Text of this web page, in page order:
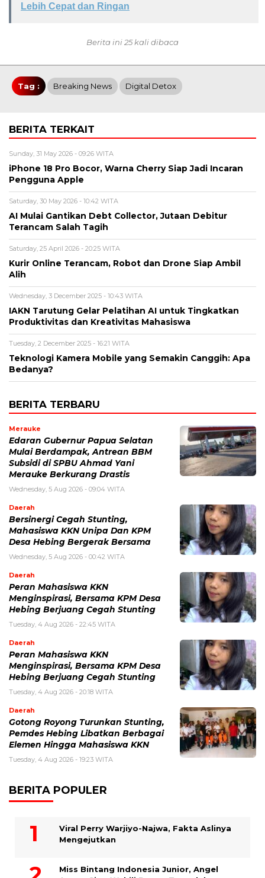
Lebih Cepat dan Ringan
Berita ini 25 kali dibaca
Tag : Breaking News Digital Detox
BERITA TERKAIT
Sunday, 31 May 2026 - 09:26 WITA
iPhone 18 Pro Bocor, Warna Cherry Siap Jadi Incaran
Pengguna Apple
Saturday, 30 May 2026 - 10:42 WITA
AI Mulai Gantikan Debt Collector, Jutaan Debitur
Terancam Salah Tagih
Saturday, 25 April 2026 - 20:25 WITA
Kurir Online Terancam, Robot dan Drone Siap Ambil
Alih
Wednesday, 3 December 2025 - 10:43 WITA
IAKN Tarutung Gelar Pelatihan AI untuk Tingkatkan
Produktivitas dan Kreativitas Mahasiswa
Tuesday, 2 December 2025 - 16:21 WITA
Teknologi Kamera Mobile yang Semakin Canggih: Apa
Bedanya?
BERITA TERBARU
Merauke
Edaran Gubernur Papua Selatan
Mulai Berdampak, Antrean BBM
Subsidi di SPBU Ahmad Yani
Merauke Berkurang Drastis
Wednesday, 5 Aug 2026 - 09:04 WITA
Daerah
Bersinergi Cegah Stunting,
Mahasiswa KKN Unipa Dan KPM
Desa Hebing Bergerak Bersama
Wednesday, 5 Aug 2026 - 00:42 WITA
Daerah
Peran Mahasiswa KKN
Menginspirasi, Bersama KPM Desa
Hebing Berjuang Cegah Stunting
Tuesday, 4 Aug 2026 - 22:45 WITA
Daerah
Peran Mahasiswa KKN
Menginspirasi, Bersama KPM Desa
Hebing Berjuang Cegah Stunting
Tuesday, 4 Aug 2026 - 20:18 WITA
Daerah
Gotong Royong Turunkan Stunting,
Pemdes Hebing Libatkan Berbagai
Elemen Hingga Mahasiswa KKN
Tuesday, 4 Aug 2026 - 19:23 WITA
BERITA POPULER
Viral Perry Warjiyo-Najwa, Fakta Aslinya
Mengejutkan
Miss Bintang Indonesia Junior, Angel